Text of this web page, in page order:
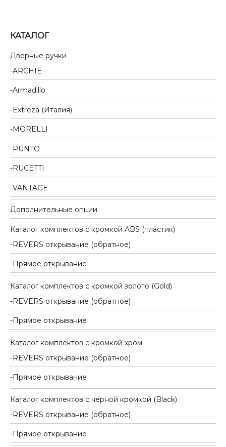
КАТАЛОГ
Дверные ручки
ARCHIE
Armadillo
Extreza (Италия)
MORELLI
PUNTO
RUCETTI
VANTAGE
Дополнительные опции
Каталог комплектов c кромкой ABS (пластик)
REVERS открывание (обратное)
Прямое открывание
Каталог комплектов c кромкой золото (Gold)
REVERS открывание (обратное)
Прямое открывание
Каталог комплектов c кромкой хром
REVERS открывание (обратное)
Прямое открывание
Каталог комплектов c черной кромкой (Black)
REVERS открывание (обратное)
Прямое открывание